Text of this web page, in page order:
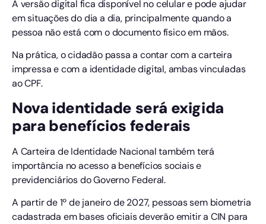
A versão digital fica disponível no celular e pode ajudar
em situações do dia a dia, principalmente quando a
pessoa não está com o documento físico em mãos.
Na prática, o cidadão passa a contar com a carteira
impressa e com a identidade digital, ambas vinculadas
ao CPF.
Nova identidade será exigida
para benefícios federais
A Carteira de Identidade Nacional também terá
importância no acesso a benefícios sociais e
previdenciários do Governo Federal.
A partir de 1º de janeiro de 2027, pessoas sem biometria
cadastrada em bases oficiais deverão emitir a CIN para